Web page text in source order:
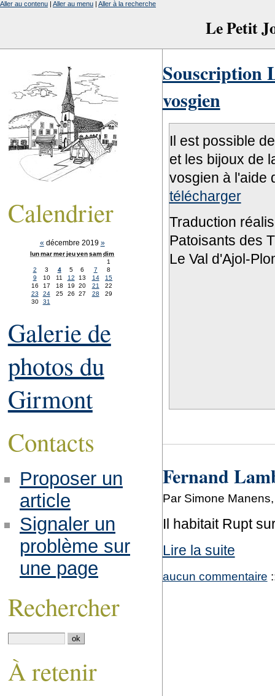
Le Petit
Aller au contenu | Aller au menu | Aller à la recherche
Souscription
vosgien
Il est possible
et les bijoux de
vosgien à l'aide
télécharger
Traduction
Patoisants des
Le Val d'Ajol-
Fernand
Par Simone
Il habitait Rupt
Lire la suite
aucun commentaire
Calendrier
« décembre 2019 »
lunmarmerjeuvensamdim
1
2
3 4 5 6 7
8
9
10 11 12 13 14
15
16
17 18 19 20 21
22
23
24 25 26 27 28
29
30
31
Galerie de
photos du
Girmont
Contacts
Proposer un
article
Signaler un
problème sur
une page
Rechercher
À retenir